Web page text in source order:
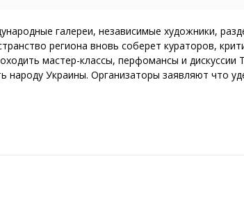
галереи, независимые художники,
региона вновь соберет кураторов,
мастер-классы, перфомансы и дискуссии
народу Украины. Организаторы заявляют что